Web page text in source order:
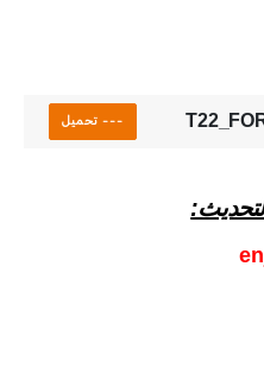
--- تحميل